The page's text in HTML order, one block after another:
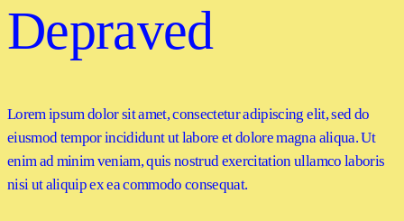
Depraved
Lorem ipsum dolor sit amet, consectetur adipiscing elit, sed do
eiusmod tempor incididunt ut labore et dolore magna aliqua. Ut
enim ad minim veniam, quis nostrud exercitation ullamco laboris
nisi ut aliquip ex ea commodo consequat.